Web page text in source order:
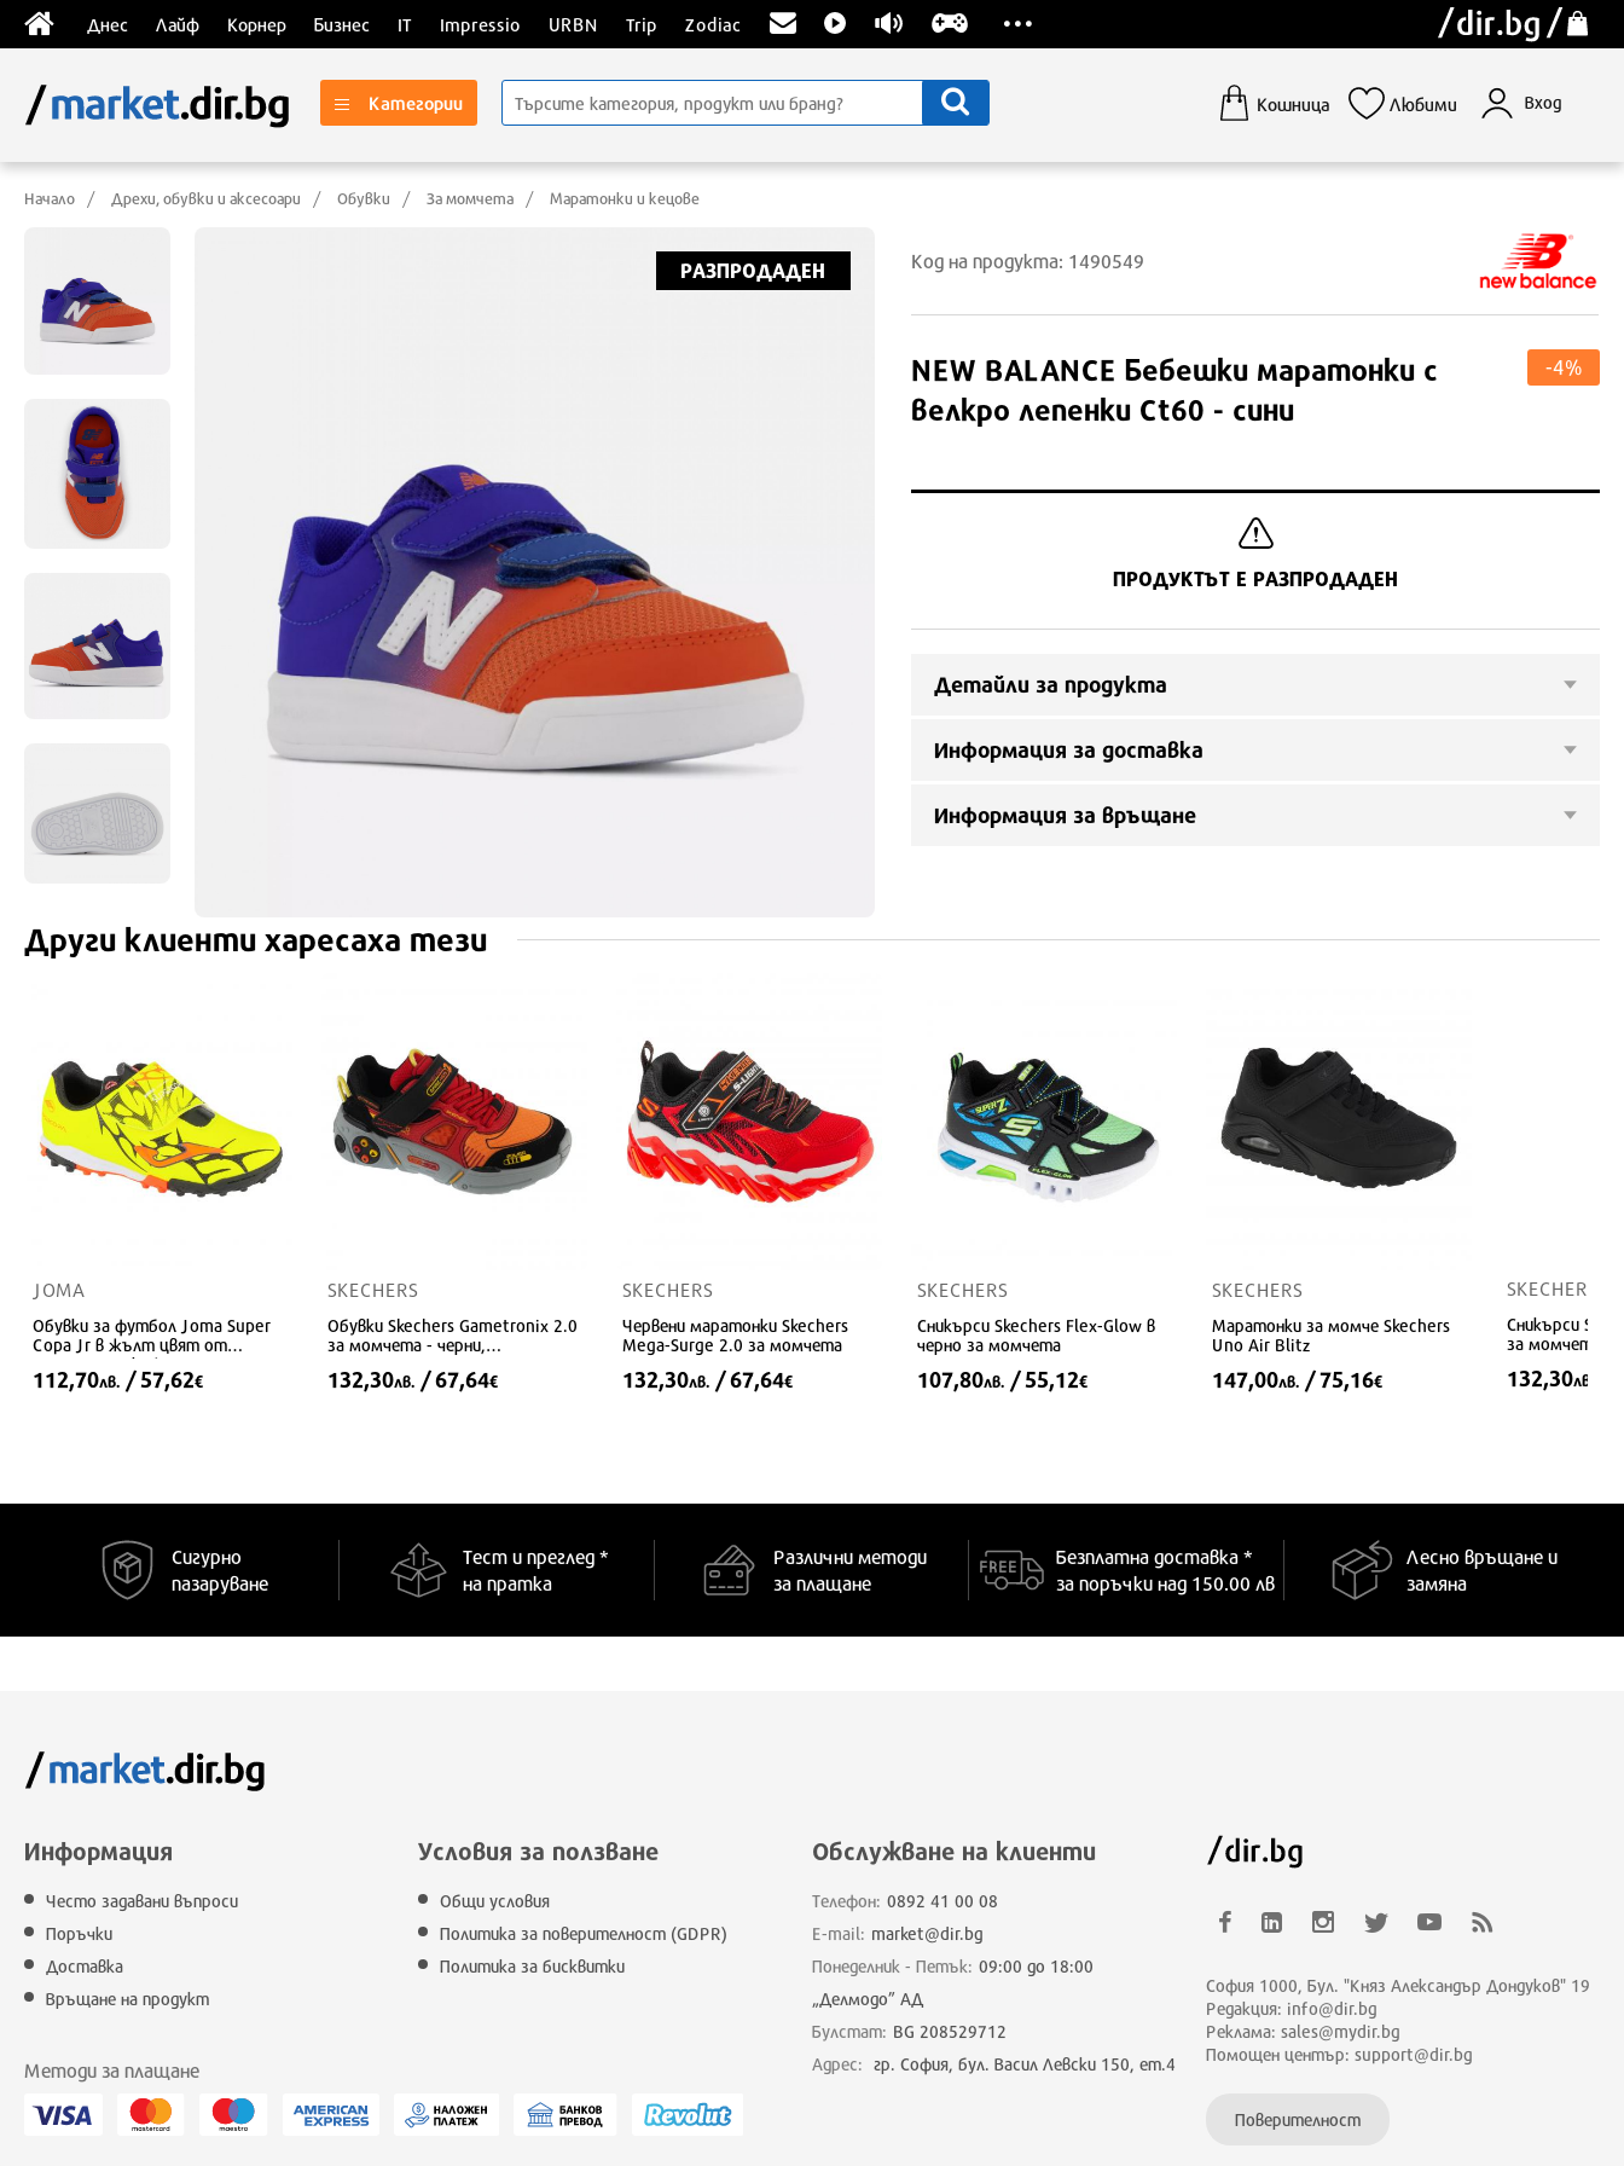
Днес Лайф Корнер Бизнес IT Impressio URBN Trip Zodiac
Категории Кошница Любими Вход
Начало Дрехи, обувки и аксесоари Обувки За момчета Маратонки и кецове
РАЗПРОДАДЕН Код на продукта: 1490549
NEW BALANCE Бебешки маратонки с
велкро лепенки Ct60 - сини
-4%
ПРОДУКТЪТ Е РАЗПРОДАДЕН
Детайли за продукта
Информация за доставка
Информация за връщане
Други клиенти харесаха тези
29
JOMA
Обувки за футбол Joma Super
Copa Jr в жълт цвят от
синтетична кожа
112,70лв. / 57,62€
Предлага се в много размери
SKECHERS
Обувки Skechers Gametronix 2.0
за момчета - черни,
132,30лв. / 67,64€
Предлага се в много размери
SKECHERS
Червени маратонки Skechers
Mega-Surge 2.0 за момчета
132,30лв. / 67,64€
SKECHERS
Сникърси Skechers Flex-Glow в
черно за момчета
107,80лв. / 55,12€
Предлага се в много размери
SKECHERS
Маратонки за момче Skechers
Uno Air Blitz
147,00лв. / 75,16€
Предлага се
SKECHERS
Сникърси
за момчета в
132,30лв.
Сигурно
пазаруване
Тест и преглед *
на пратка
Различни методи
за плащане
Безплатна доставка *
за поръчки над 150.00 лв
Лесно връщане и
замяна
Информация
Често задавани въпроси
Поръчки
Доставка
Връщане на продукт
Условия за ползване
Общи условия
Политика за поверителност (GDPR)
Политика за бисквитки
Обслужване на клиенти
Телефон: 0892 41 00 08
E-mail: market@dir.bg
Понеделник - Петък: 09:00 до 18:00
„Делмодо” АД
Булстат: BG 208529712
Адрес: гр. София, бул. Васил Левски 150, ет.4
София 1000, Бул. "Княз Александър Дондуков" 19
Редакция: info@dir.bg
Реклама: sales@mydir.bg
Помощен център: support@dir.bg
Поверителност
Методи за плащане